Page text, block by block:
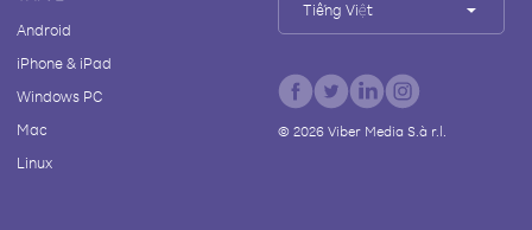
Android
iPhone & iPad
Windows PC
Mac
Linux
Tiếng Việt
© 2026Viber Media S.à r.l.